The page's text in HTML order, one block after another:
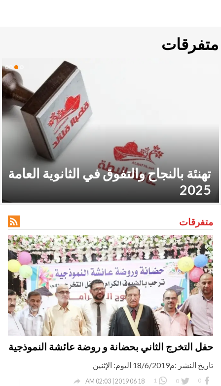
متفرقات
والتفوق في الثانوية العامة
نيل
متفرقات 
حفل التخرج الثاني بحضانة و روضة عائشة النموذجية
تاريخ النشر :م18/6/2019 اليوم: الإثنين
0
0
1
18 06 2019 | 02:03 AM
